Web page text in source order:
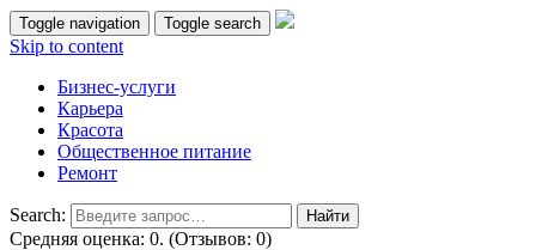
Toggle navigation Toggle search
Skip to content
Бизнес-услуги
Карьера
Красота
Общественное питание
Ремонт
Search:
Средняя оценка: 0. (Отзывов: 0)